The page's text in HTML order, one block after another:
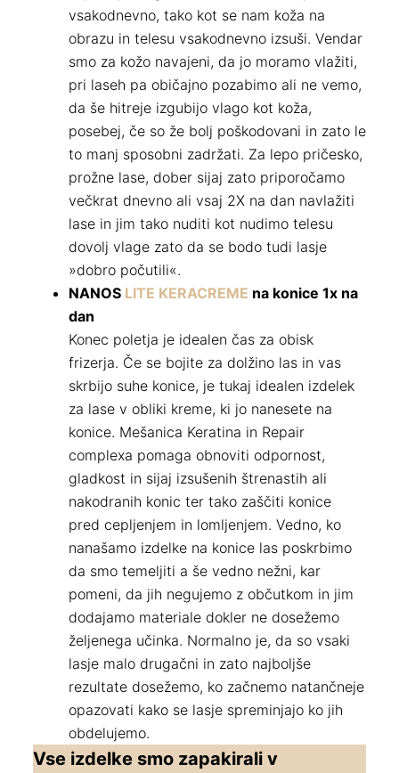
vsakodnevno, tako kot se nam koža na
obrazu in telesu vsakodnevno izsuši. Vendar
smo za kožo navajeni, da jo moramo vlažiti,
pri laseh pa običajno pozabimo ali ne vemo,
da še hitreje izgubijo vlago kot koža,
posebej, če so že bolj poškodovani in zato le
to manj sposobni zadržati. Za lepo pričesko,
prožne lase, dober sijaj zato priporočamo
večkrat dnevno ali vsaj 2X na dan navlažiti
lase in jim tako nuditi kot nudimo telesu
dovolj vlage zato da se bodo tudi lasje
»dobro počutili«.
NANOS LITE KERACREME na konice 1x na
dan
Konec poletja je idealen čas za obisk
frizerja. Če se bojite za dolžino las in vas
skrbijo suhe konice, je tukaj idealen izdelek
za lase v obliki kreme, ki jo nanesete na
konice. Mešanica Keratina in Repair
complexa pomaga obnoviti odpornost,
gladkost in sijaj izsušenih štrenastih ali
nakodranih konic ter tako zaščiti konice
pred cepljenjem in lomljenjem. Vedno, ko
nanašamo izdelke na konice las poskrbimo
da smo temeljiti a še vedno nežni, kar
pomeni, da jih negujemo z občutkom in jim
dodajamo materiale dokler ne dosežemo
željenega učinka. Normalno je, da so vsaki
lasje malo drugačni in zato najboljše
rezultate dosežemo, ko začnemo natančneje
opazovati kako se lasje spreminjajo ko jih
obdelujemo.
Vse izdelke smo zapakirali v